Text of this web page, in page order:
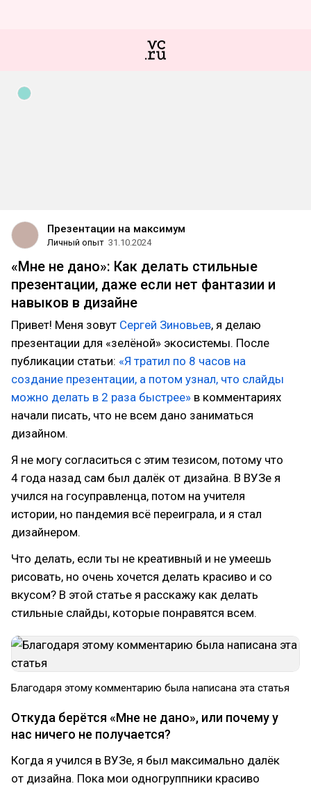
Презентации на максимум
Личный опыт 31.10.2024
«Мне не дано»: Как делать стильные
презентации, даже если нет фантазии и
навыков в дизайне
Привет! Меня зовут Сергей Зиновьев, я делаю
презентации для «зелёной» экосистемы. После
публикации статьи: «Я тратил по 8 часов на
создание презентации, а потом узнал, что слайды
можно делать в 2 раза быстрее» в комментариях
начали писать, что не всем дано заниматься
дизайном.
Я не могу согласиться с этим тезисом, потому что
4 года назад сам был далёк от дизайна. В ВУЗе я
учился на госуправленца, потом на учителя
истории, но пандемия всё переиграла, и я стал
дизайнером.
Что делать, если ты не креативный и не умеешь
рисовать, но очень хочется делать красиво и со
вкусом? В этой статье я расскажу как делать
стильные слайды, которые понравятся всем.
Благодаря этому комментарию была написана эта статья
Откуда берётся «Мне не дано», или почему у
нас ничего не получается?
Когда я учился в ВУЗе, я был максимально далёк
от дизайна. Пока мои одногруппники красиво